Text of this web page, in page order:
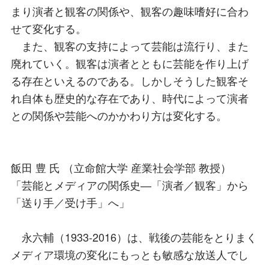
まり演者と観客の関係や、観客の趣味嗜好に合わ
せて変化する。
また、観客の⽀持によって芸能は流⾏り、また
廃れていく。観客は演者とともに芸能を作り上げ
る存在といえるのである。しかしそうした観客そ
れ⾃体も歴史的な存在であり、時代によって演者
との関係や芸能へのかかわり⽅は変化する。
飯⽥ 豊 ⽒ （⽴命館⼤学 産業社会学部 教授）
「芸能とメディアの関係史―「演者／観客」から
「送り⼿／受け⼿」へ」
永六輔（1933-2016）は、戦後の芸能をとりまく
メディア環境の変化にもっとも敏感な放送⼈でし